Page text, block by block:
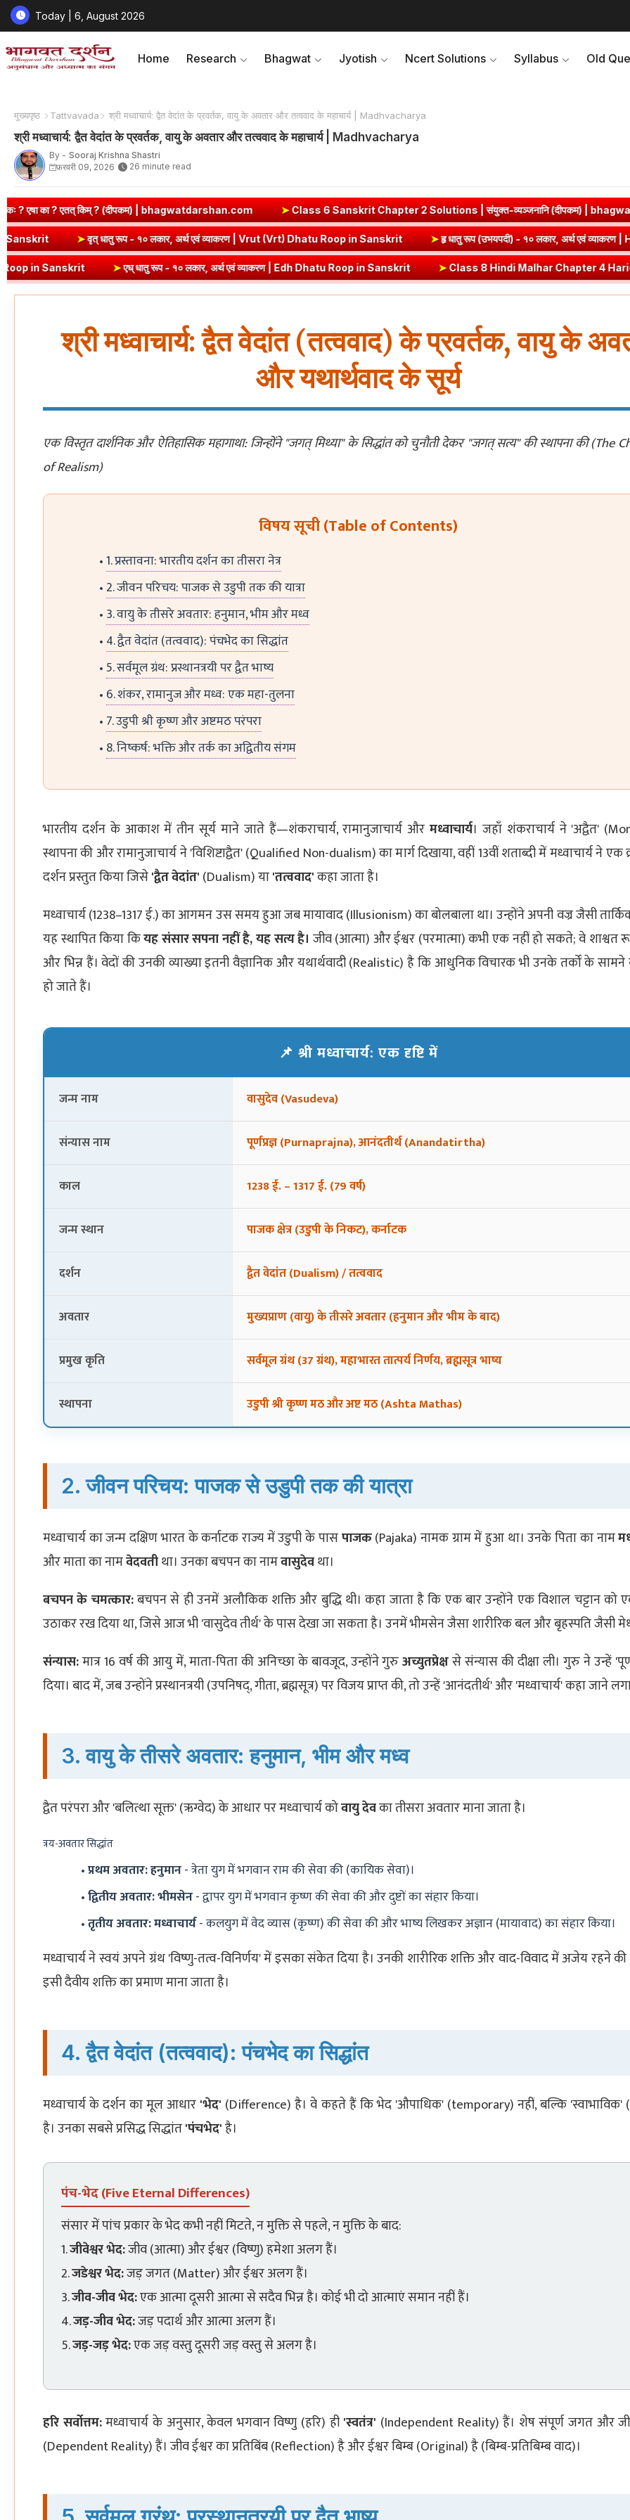
Today | 6, August 2026
Home Research Bhagwat Jyotish Ncert Solutions Syllabus Old
मुख्यपृष्ठ Tattvavada श्री मध्वाचार्य: द्वैत वेदांत के प्रवर्तक, वायु के अवतार और तत्ववाद के महाचार्य | Madhvacharya
श्री मध्वाचार्य: द्वैत वेदांत के प्रवर्तक, वायु के अवतार और तत्ववाद के महाचार्य | Madhvacharya
By - Sooraj Krishna Shastri
फ़रवरी 09, 2026
26 minute read
? (दीपकम) | bhagwatdarshan.com ➤Class 6 Sanskrit Chapter 2 Solutions | संयुक्त-व्यञ्जनानि (दीपकम) | bhagwatdarshan.com
Kri Dhatu Roop in Sanskrit ➤वृत् धातु रूप - १० लकार, अर्थ एवं व्याकरण | Vrut (Vrt) Dhatu Roop in Sanskrit ➤हृ धातु रूप (उभयपदी) - १०
➤एध् धातु रूप - १० लकार, अर्थ एवं व्याकरण | Edh Dhatu Roop in Sanskrit ➤Class 8 Hindi Malhar Chapter 4 Haridwar | हरिद्वार पाठ का
श्री मध्वाचार्य: द्वैत वेदांत (तत्ववाद) के प्रवर्तक, वायु के
और यथार्थवाद के सूर्य
एक विस्तृत दार्शनिक और ऐतिहासिक महागाथा: जिन्होंने "जगत् मिथ्या" के सिद्धांत को चुनौती देकर "जगत् सत्य" की स्थापना की (The
of Realism)
विषय सूची (Table of Contents)
1. प्रस्तावना: भारतीय दर्शन का तीसरा नेत्र
2. जीवन परिचय: पाजक से उडुपी तक की यात्रा
3. वायु के तीसरे अवतार: हनुमान, भीम और मध्व
4. द्वैत वेदांत (तत्ववाद): पंचभेद का सिद्धांत
5. सर्वमूल ग्रंथ: प्रस्थानत्रयी पर द्वैत भाष्य
6. शंकर, रामानुज और मध्व: एक महा-तुलना
7. उडुपी श्री कृष्ण और अष्टमठ परंपरा
8. निष्कर्ष: भक्ति और तर्क का अद्वितीय संगम
भारतीय दर्शन के आकाश में तीन सूर्य माने जाते हैं—शंकराचार्य, रामानुजाचार्य और मध्वाचार्य। जहाँ शंकराचार्य ने 'अद्वैत'
स्थापना की और रामानुजाचार्य ने 'विशिष्टाद्वैत' (Qualified Non-dualism) का मार्ग दिखाया, वहीं 13वीं शताब्दी में मध्वाचार्य ने एक
दर्शन प्रस्तुत किया जिसे'द्वैत वेदांत'(Dualism) या'तत्ववाद'कहा जाता है।
मध्वाचार्य (1238–1317 ई.) का आगमन उस समय हुआ जब मायावाद (Illusionism) का बोलबाला था। उन्होंने अपनी वज्र जैसी
यह स्थापित किया कियह संसार सपना नहीं है, यह सत्य है। जीव (आत्मा) और ईश्वर (परमात्मा) कभी एक नहीं हो सकते; वे शाश्वत
और भिन्न हैं। वेदों की उनकी व्याख्या इतनी वैज्ञानिक और यथार्थवादी (Realistic) है कि आधुनिक विचारक भी उनके तर्कों के
हो जाते हैं।
📌 श्री मध्वाचार्य: एक दृष्टि में
जन्म नाम वासुदेव (Vasudeva)
संन्यास नाम पूर्णप्रज्ञ (Purnaprajna), आनंदतीर्थ (Anandatirtha)
काल 1238 ई. – 1317 ई. (79 वर्ष)
जन्म स्थान पाजक क्षेत्र (उडुपी के निकट), कर्नाटक
दर्शन द्वैत वेदांत (Dualism) / तत्ववाद
अवतार मुख्यप्राण (वायु) के तीसरे अवतार (हनुमान और भीम के बाद)
प्रमुख कृति सर्वमूल ग्रंथ (37 ग्रंथ), महाभारत तात्पर्य निर्णय, ब्रह्मसूत्र भाष्य
स्थापना उडुपी श्री कृष्ण मठ और अष्ट मठ (Ashta Mathas)
2. जीवन परिचय: पाजक से उडुपी तक की यात्रा
मध्वाचार्य का जन्म दक्षिण भारत के कर्नाटक राज्य में उडुपी के पासपाजक(Pajaka) नामक ग्राम में हुआ था। उनके पिता का नाम
और माता का नामवेदवतीथा। उनका बचपन का नामवासुदेवथा।
बचपन के चमत्कार:बचपन से ही उनमें अलौकिक शक्ति और बुद्धि थी। कहा जाता है कि एक बार उन्होंने एक विशाल चट्टान को
उठाकर रख दिया था, जिसे आज भी 'वासुदेव तीर्थ' के पास देखा जा सकता है। उनमें भीमसेन जैसा शारीरिक बल और बृहस्पति जैसी
संन्यास:मात्र 16 वर्ष की आयु में, माता-पिता की अनिच्छा के बावजूद, उन्होंने गुरुअच्युतप्रेक्षसे संन्यास की दीक्षा ली। गुरु ने उन्हें
दिया। बाद में, जब उन्होंने प्रस्थानत्रयी (उपनिषद्, गीता, ब्रह्मसूत्र) पर विजय प्राप्त की, तो उन्हें 'आनंदतीर्थ' और 'मध्वाचार्य' कहा जाने
3. वायु के तीसरे अवतार: हनुमान, भीम और मध्व
द्वैत परंपरा और 'बलित्था सूक्त' (ऋग्वेद) के आधार पर मध्वाचार्य कोवायु देवका तीसरा अवतार माना जाता है।
त्रय-अवतार सिद्धांत
प्रथम अवतार: हनुमान- त्रेता युग में भगवान राम की सेवा की (कायिक सेवा)।
द्वितीय अवतार: भीमसेन- द्वापर युग में भगवान कृष्ण की सेवा की और दुष्टों का संहार किया।
तृतीय अवतार: मध्वाचार्य- कलयुग में वेद व्यास (कृष्ण) की सेवा की और भाष्य लिखकर अज्ञान (मायावाद) का संहार किया।
मध्वाचार्य ने स्वयं अपने ग्रंथ 'विष्णु-तत्व-विनिर्णय' में इसका संकेत दिया है। उनकी शारीरिक शक्ति और वाद-विवाद में अजेय रहने की
इसी दैवीय शक्ति का प्रमाण माना जाता है।
4. द्वैत वेदांत (तत्ववाद): पंचभेद का सिद्धांत
मध्वाचार्य के दर्शन का मूल आधार'भेद' (Difference) है। वे कहते हैं कि भेद 'औपाधिक' (temporary) नहीं, बल्कि 'स्वाभाविक'
है। उनका सबसे प्रसिद्ध सिद्धांत'पंचभेद'है।
पंच-भेद (Five Eternal Differences)
संसार में पांच प्रकार के भेद कभी नहीं मिटते, न मुक्ति से पहले, न मुक्ति के बाद:
1.जीवेश्वर भेद:जीव (आत्मा) और ईश्वर (विष्णु) हमेशा अलग हैं।
2.जडेश्वर भेद:जड़ जगत (Matter) और ईश्वर अलग हैं।
3.जीव-जीव भेद:एक आत्मा दूसरी आत्मा से सदैव भिन्न है। कोई भी दो आत्माएं समान नहीं हैं।
4.जड़-जीव भेद:जड़ पदार्थ और आत्मा अलग हैं।
5.जड़-जड़ भेद:एक जड़ वस्तु दूसरी जड़ वस्तु से अलग है।
हरि सर्वोत्तम:मध्वाचार्य के अनुसार, केवल भगवान विष्णु (हरि) ही'स्वतंत्र' (Independent Reality) हैं। शेष संपूर्ण जगत और
(Dependent Reality) हैं। जीव ईश्वर का प्रतिबिंब (Reflection) है और ईश्वर बिम्ब (Original) है (बिम्ब-प्रतिबिम्ब वाद)।